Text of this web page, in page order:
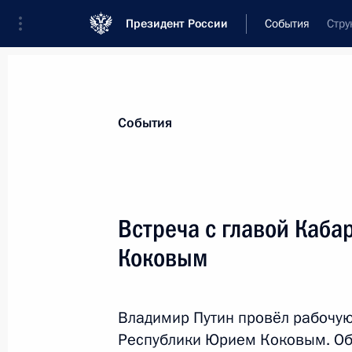
Президент России События
Новости
Послания Федеральному Собранию
Заявления по важнейшим вопросам
Речи и обращения
События
Встреча с главой
Коковым
Владимир Путин провёл
Республики Юрием Коковым.